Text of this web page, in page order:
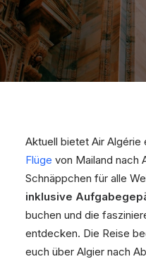
Aktuell bietet Air Algérie
Flüge von Mailand nach
Schnäppchen für alle
inklusive
buchen und die
entdecken. Die Reise
euch über Algier nach